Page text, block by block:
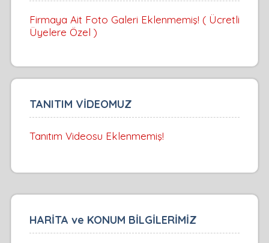
Firmaya Ait Foto Galeri Eklenmemiş! ( Ücretli
Üyelere Özel )
TANITIM VİDEOMUZ
Tanıtım Videosu Eklenmemiş!
HARİTA ve KONUM BİLGİLERİMİZ